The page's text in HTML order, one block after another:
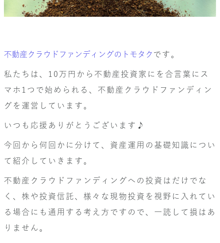
不動産クラウドファンディングのトモタク です。
私たちは、10万円から不動産投資家にを合言葉にス
マホ1つで始められる、不動産クラウドファンディン
グを運営しています。
いつも応援ありがとうございます♪
今回から何回かに分けて、資産運用の基礎知識につい
て紹介していきます。
不動産クラウドファンディングへの投資はだけでな
く、株や投資信託、様々な現物投資を視野に入れてい
る場合にも通用する考え方ですので、一読して損はあ
りません。